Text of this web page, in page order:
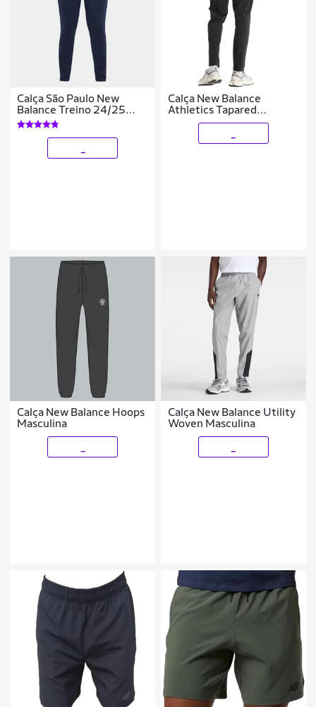
Calça São Paulo New
Balance Treino 24/25
Masculina
Calça New Balance
Athletics Tapared
Masculina
Calça New Balance Hoops
Masculina
Calça New Balance Utility
Woven Masculina